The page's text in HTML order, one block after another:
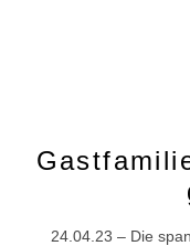
24.04.23 – Die